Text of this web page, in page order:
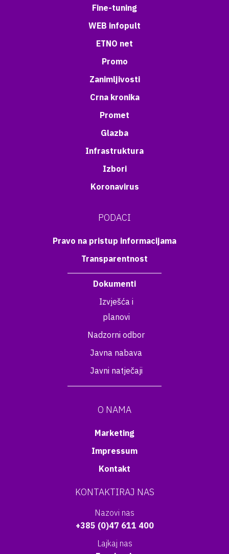
Fine-tuning
WEB infopult
ETNO net
Promo
Zanimljivosti
Crna kronika
Promet
Glazba
Infrastruktura
Izbori
Koronavirus
PODACI
Pravo na pristup informacijama
Transparentnost
Dokumenti
Izvješća i
planovi
Nadzorni odbor
Javna nabava
Javni natječaji
O NAMA
Marketing
Impressum
Kontakt
KONTAKTIRAJ NAS
Nazovi nas
+385 (0)47 611 400
Lajkaj nas